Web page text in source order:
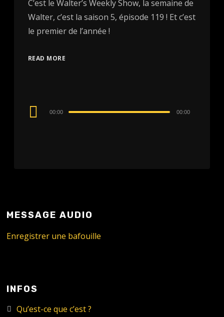
C’est le Walter’s Weekly Show, la semaine de
Walter, c’est la saison 5, épisode 119 ! Et c’est
le premier de l’année !
READ MORE
Audio
00:00 00:00
MESSAGE AUDIO
Enregistrer une bafouille
INFOS
Qu’est-ce que c’est ?